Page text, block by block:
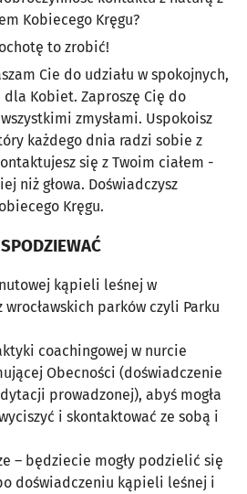
Kobiecego Kręgu?
to zrobić!
Cie do udziału w spokojnych,
Kobiet. Zaproszę Cię do
zmysłami. Uspokoisz
każdego dnia radzi sobie z
się z Twoim ciałem -
niż głowa. Doświadczysz
Kręgu.
kąpieli leśnej w
parków czyli Parku
coachingowej w nurcie
Obecności (doświadczenie
prowadzonej), abyś mogła
i skontaktować ze sobą i
– będziecie mogły podzielić się
doświadczeniu kąpieli leśnej i